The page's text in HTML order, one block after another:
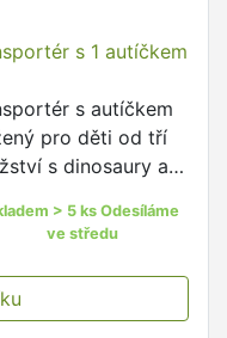
autíčkem
s autíčkem
pro děti od tří
s dinosaury a
> 5 ks Odesíláme
ve středu